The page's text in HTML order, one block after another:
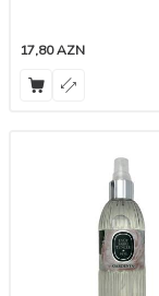
17,80AZN